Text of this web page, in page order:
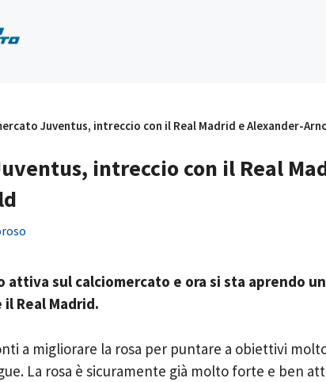
Juventus, intreccio con il Real Madrid e Alexander-
intreccio con il Real
attiva sul calciomercato e ora si sta aprendo
Real Madrid.
a migliorare la rosa per puntare a obiettivi
La rosa è sicuramente già molto forte e ben